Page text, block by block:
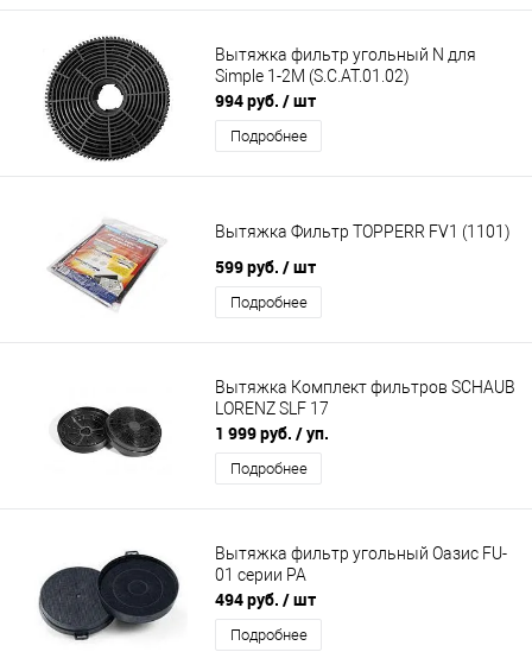
Вытяжка фильтр угольный N для
Simple 1-2M (S.C.AT.01.02)
994 руб. / шт
Подробнее
Вытяжка Фильтр TOPPERR FV1 (1101)
599 руб. / шт
Подробнее
Вытяжка Комплект фильтров SCHAUB
LORENZ SLF 17
1 999 руб. / уп.
Подробнее
Вытяжка фильтр угольный Оазис FU-
01 серии PA
494 руб. / шт
Подробнее